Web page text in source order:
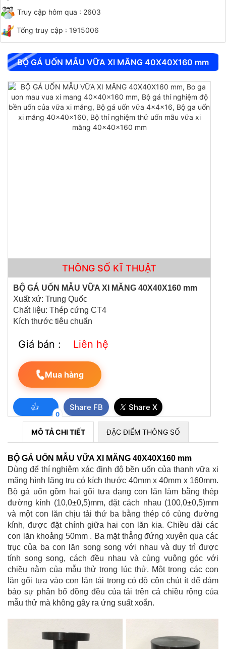
CHỐT ĐO CO NGÓT BÊ TÔNG BẰNG INOX
MÁY SIÊU ÂM CỌC KHOAN NHỒI RSM-SY6(C)
CỐI CHÀY ĐỒNG
THIẾT BỊ XÁC ĐỊNH ĐỘ TÁCH NƯỚC CỦA BÊ TÔNG THEO PHƯƠNG
PHÁP BAUER
Truy cập hôm qua : 2603
Tổng truy cập : 1915006
BỘ GÁ UỐN MẪU VỮA XI MĂNG 40X40X160 mm
THÔNG SỐ KĨ THUẬT
BỘ GÁ UỐN MẪU VỮA XI MĂNG 40X40X160 mm
Xuất xứ: Trung Quốc
Chất liệu: Thép cứng CT4
Kích thước tiêu chuẩn
Giá bán : Liên hệ
Mua hàng
👍
0
Share FB 𝕏 Share X
MÔ TẢ CHI TIẾT ĐẶC ĐIỂM THÔNG SỐ
BỘ GÁ UỐN MẪU VỮA XI MĂNG 40X40X160 mm
Dùng để thí nghiệm xác định độ bền uốn của thanh vữa xi
măng hình lăng trụ có kích thước 40mm x 40mm x 160mm.
Bộ gá uốn gồm hai gối tựa dạng con lăn làm bằng thép
đường kính (10,0±0,5)mm, đặt cách nhau (100,0±0,5)mm
và một con lăn chịu tải thứ ba bằng thép có cùng đường
kính, được đặt chính giữa hai con lăn kia. Chiều dài các
con lăn khoảng 50mm . Ba mặt thẳng đứng xuyên qua các
trục của ba con lăn song song với nhau và duy trì được
tính song song, cách đều nhau và cùng vuông góc với
chiều nằm của mẫu thử trong lúc thử. Một trong các con
lăn gối tựa vào con lăn tải trọng có độ côn chút ít để đảm
bảo sự phân bố đồng đều của tải trên cả chiều rộng của
mẫu thử mà không gây ra ứng suất xoắn.